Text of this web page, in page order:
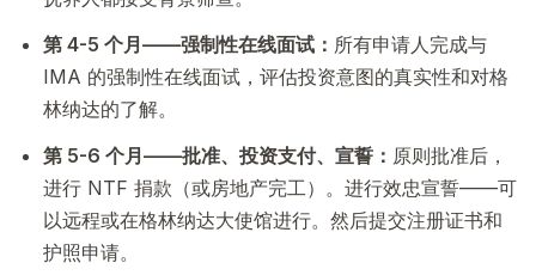
第 4-5 个月——强制性在线面试： 所有申请人完成与
IMA 的强制性在线面试，评估投资意图的真实性和对格
林纳达的了解。
第 5-6 个月——批准、投资支付、宣誓： 原则批准后，
进行 NTF 捐款（或房地产完工）。进行效忠宣誓——可
以远程或在格林纳达大使馆进行。然后提交注册证书和
护照申请。